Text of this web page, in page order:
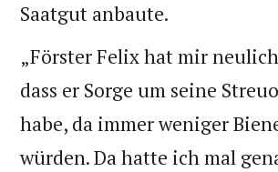
Saatgut anbaute.
„Förster Felix hat mir
dass er Sorge um seine
habe, da immer weniger
würden. Da hatte ich mal